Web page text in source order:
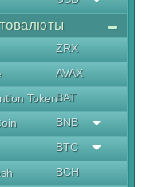
ZRX
AVAX
TokenBAT
BNB
BTC
BCH